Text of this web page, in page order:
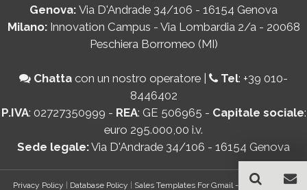
Genova: Via D'Andrade 34/106 - 16154 Genova
Milano: Innovation Campus - Via Lombardia 2/a - 20068
Peschiera Borromeo (MI)
Chatta con un nostro operatore | Tel: +39 010-
8446402
P.IVA: 02727350999 - REA: GE 506965 - Capitale sociale:
euro 295.000,00 i.v.
Sede legale:Via D'Andrade 34/106 - 16154 Genova
Privacy Policy | Database Policy | Sales Templates For Gmail - AddOn Policy|